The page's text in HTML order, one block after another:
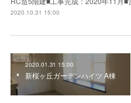
2020.10.31 15:00
2020.01.31 15:00
新桜ヶ丘ガーデンハイツ A棟